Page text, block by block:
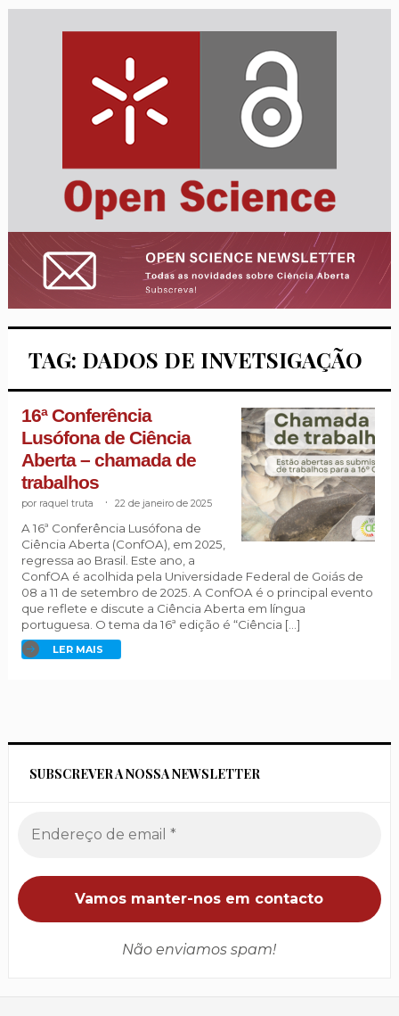
TAG: DADOS DE INVETSIGAÇÃO
16ª Conferência
Lusófona de Ciência
Aberta – chamada de
trabalhos
raquel truta 22 de janeiro de 2025
A 16ª Conferência Lusófona de
Ciência Aberta (ConfOA), em 2025,
regressa ao Brasil. Este ano, a
ConfOA é acolhida pela Universidade Federal de Goiás de
08 a 11 de setembro de 2025. A ConfOA é o principal evento
que reflete e discute a Ciência Aberta em língua
portuguesa. O tema da 16ª edição é “Ciência […]
LER MAIS
SUBSCREVER A NOSSA NEWSLETTER
Não enviamos spam!